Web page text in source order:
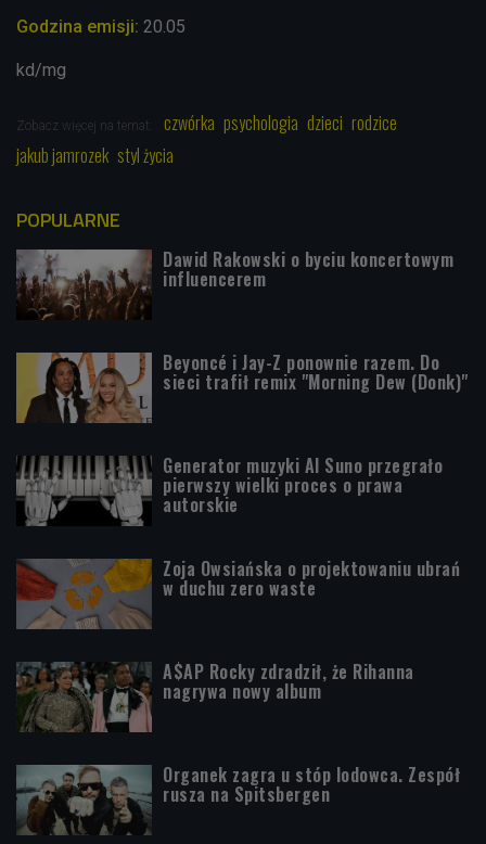
Godzina emisji: 20.05
kd/mg
Zobacz więcej na temat: czwórka psychologia dzieci rodzice
jakub jamrozek styl życia
POPULARNE
Dawid Rakowski o byciu koncertowym
influencerem
Beyoncé i Jay-Z ponownie razem. Do
sieci trafił remix "Morning Dew (Donk)"
Generator muzyki AI Suno przegrało
pierwszy wielki proces o prawa
autorskie
Zoja Owsiańska o projektowaniu ubrań
w duchu zero waste
A$AP Rocky zdradził, że Rihanna
nagrywa nowy album
Organek zagra u stóp lodowca. Zespół
rusza na Spitsbergen